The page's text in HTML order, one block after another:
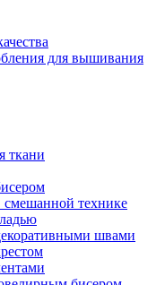
для вышивания
ткани
технике
швами